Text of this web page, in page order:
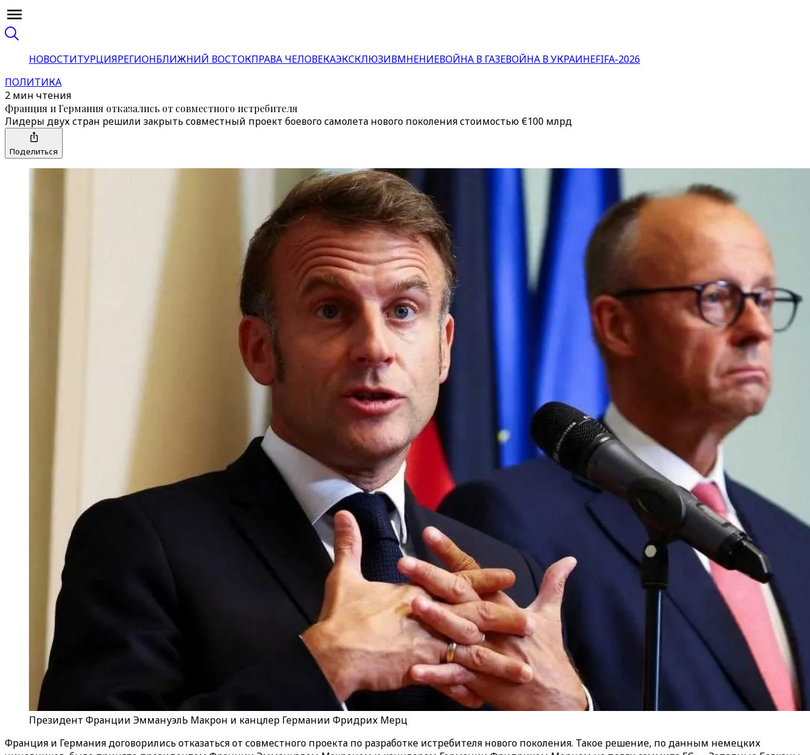
НОВОСТИТУРЦИЯРЕГИОНБЛИЖНИЙ ВОСТОКПРАВА ЧЕЛОВЕКАЭКСКЛЮЗИВМНЕНИЕВОЙНА В ГАЗЕВОЙНА В УКРАИНЕFIFA-2026
ПОЛИТИКА
2 мин чтения
Франция и Германия отказались от совместного истребителя
Лидеры двух стран решили закрыть совместный проект боевого самолета нового поколения стоимостью €100 млрд
Поделиться
Президент Франции ЭммануэлЬ Макрон и канцлер Германии Фридрих Мерц
Франция и Германия договорились отказаться от совместного проекта по разработке истребителя нового поколения. Такое решение, по данным немецких